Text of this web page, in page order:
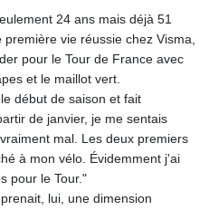
24 ans mais déjà 51
vie réussie chez Visma,
pour le Tour de France avec
et le maillot vert.
début de saison et fait
de janvier, je me sentais
mal. Les deux premiers
à mon vélo. Évidemment j'ai
pour le Tour."
lui, une dimension